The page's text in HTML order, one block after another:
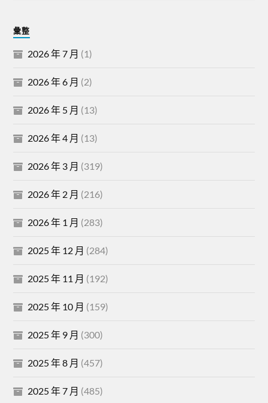
彙整
2026 年 7 月 (1)
2026 年 6 月 (2)
2026 年 5 月 (13)
2026 年 4 月 (13)
2026 年 3 月 (319)
2026 年 2 月 (216)
2026 年 1 月 (283)
2025 年 12 月 (284)
2025 年 11 月 (192)
2025 年 10 月 (159)
2025 年 9 月 (300)
2025 年 8 月 (457)
2025 年 7 月 (485)